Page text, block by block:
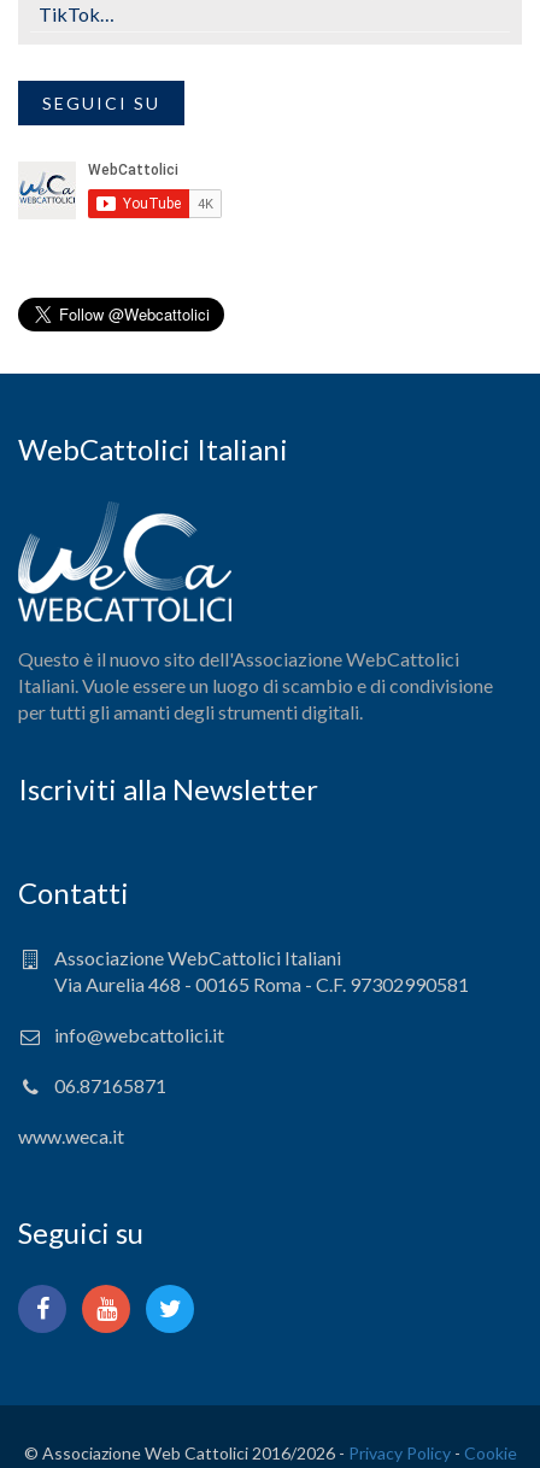
TikTok…
SEGUICI SU
WebCattolici Italiani
Questo è il nuovo sito dell'Associazione WebCattolici
Italiani. Vuole essere un luogo di scambio e di condivisione
per tutti gli amanti degli strumenti digitali.
Iscriviti alla Newsletter
Contatti
Associazione WebCattolici Italiani
Via Aurelia 468 - 00165 Roma - C.F. 97302990581
info@webcattolici.it
06.87165871
www.weca.it
Seguici su
© Associazione Web Cattolici 2016/2026 - Privacy Policy- Cookie